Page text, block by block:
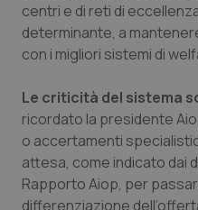
Tumore ovarico
Tumori del
Tumori
Ulcera & Reflusso
Vaccini
centri e di reti di
determinante, a
con i migliori sistemi di
Le criticità del sistema
ricordato la presidente
o accertamenti
attesa, come indicato dai
Rapporto Aiop, per
differenziazione